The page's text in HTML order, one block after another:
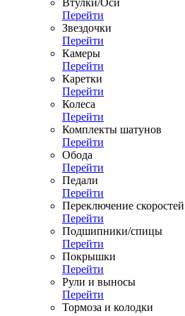
Втулки/Оси
Перейти
Звездочки
Перейти
Камеры
Перейти
Каретки
Перейти
Колеса
Перейти
Комплекты шатунов
Перейти
Обода
Перейти
Педали
Перейти
Переключение скоростей
Перейти
Подшипники/спицы
Перейти
Покрышки
Перейти
Рули и выносы
Перейти
Тормоза и колодки